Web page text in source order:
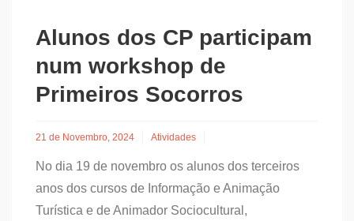
Alunos dos CP participam
num workshop de
Primeiros Socorros
21 de Novembro, 2024 Atividades
No dia 19 de novembro os alunos dos terceiros
anos dos cursos de Informação e Animação
Turística e de Animador Sociocultural,